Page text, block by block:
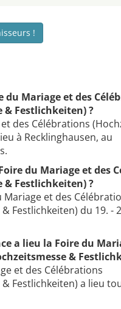
!
du Mariage et des
& Festlichkeiten) ?
des Célébrations
à Recklinghausen, au
du Mariage et des
& Festlichkeiten) ?
Mariage et des
Festlichkeiten) du 19. -
a lieu la Foire du
&
et des Célébrations
Festlichkeiten) a lieu